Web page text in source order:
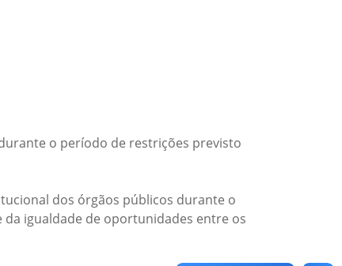
o período de restrições previsto
dos órgãos públicos durante o
igualdade de oportunidades entre os